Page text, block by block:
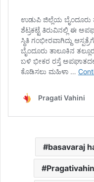
basavaraj